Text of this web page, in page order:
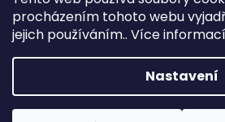
procházením tohoto webu
jejich používáním.. Více informací
Nastavení